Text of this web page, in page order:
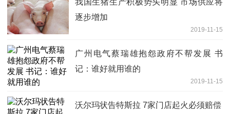
逐步增加
2019-11-15
广州电气蔡瑞雄抱怨政府不帮发展 书
记：谁好就用谁的
2019-11-15
沃尔玛状告特斯拉 7家门店起火必须赔偿